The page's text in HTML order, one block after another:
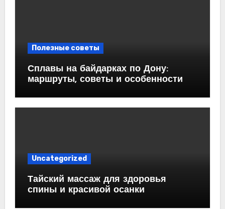
Полезные советы
Сплавы на байдарках по Дону:
маршруты, советы и особенности
Uncategorized
Тайский массаж для здоровья
спины и красивой осанки